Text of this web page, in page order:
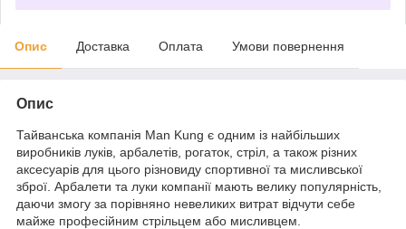
Опис Доставка Оплата Умови повернення
Опис
Тайванська компанія Man Kung є одним із найбільших
виробників луків, арбалетів, рогаток, стріл, а також різних
аксесуарів для цього різновиду спортивної та мисливської
зброї. Арбалети та луки компанії мають велику популярність,
даючи змогу за порівняно невеликих витрат відчути себе
майже професійним стрільцем або мисливцем.